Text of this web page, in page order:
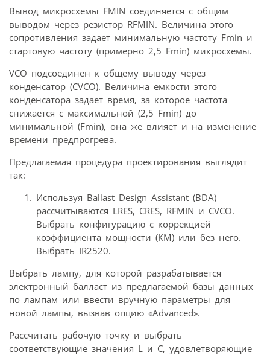
Вывод микросхемы FMIN соединяется с общим
выводом через резистор RFMIN. Величина этого
сопротивления задает минимальную частоту Fmin и
стартовую частоту (примерно 2,5 Fmin) микросхемы.
VCO подсоединен к общему выводу через
конденсатор (CVCO). Величина емкости этого
конденсатора задает время, за которое частота
снижается с максимальной (2,5 Fmin) до
минимальной (Fmin), она же влияет и на изменение
времени предпрогрева.
Предлагаемая процедура проектирования выглядит
так:
Используя Ballast Design Assistant (BDA)
рассчитываются LRES, CRES, RFMIN и CVCO.
Выбрать конфигурацию с коррекцией
коэффициента мощности (КМ) или без него.
Выбрать IR2520.
Выбрать лампу, для которой разрабатывается
электронный балласт из предлагаемой базы данных
по лампам или ввести вручную параметры для
новой лампы, вызвав опцию «Advanced».
Рассчитать рабочую точку и выбрать
соответствующие значения L и C, удовлетворяющие